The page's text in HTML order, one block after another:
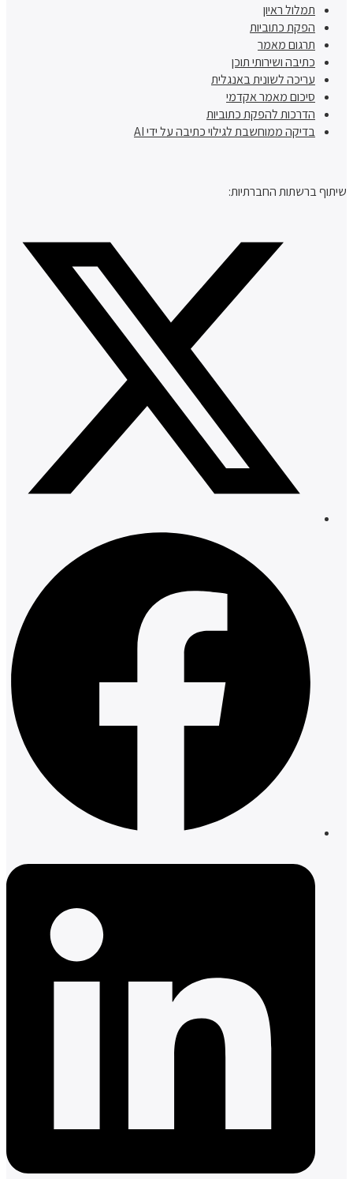
תמלול ראיון
הפקת כתוביות
תרגום מאמר
כתיבה ושירותי תוכן
עריכה לשונית באנגלית
סיכום מאמר אקדמי
הדרכות להפקת כתוביות
בדיקה ממוחשבת לגילוי כתיבה על ידי AI
שיתוף ברשתות החברתיות: